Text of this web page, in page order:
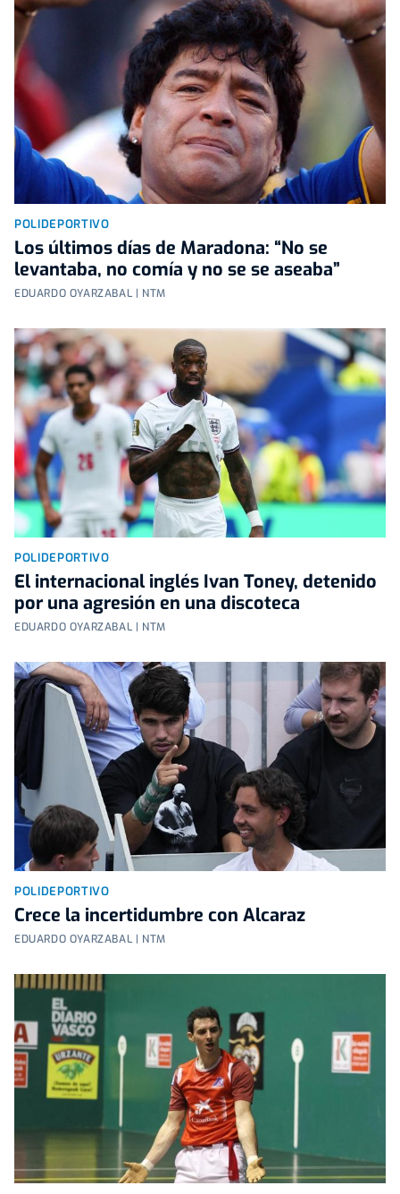
POLIDEPORTIVO
Los últimos días de Maradona: “No se
levantaba, no comía y no se se aseaba”
EDUARDO OYARZABAL | NTM
POLIDEPORTIVO
El internacional inglés Ivan Toney, detenido
por una agresión en una discoteca
EDUARDO OYARZABAL | NTM
POLIDEPORTIVO
Crece la incertidumbre con Alcaraz
EDUARDO OYARZABAL | NTM